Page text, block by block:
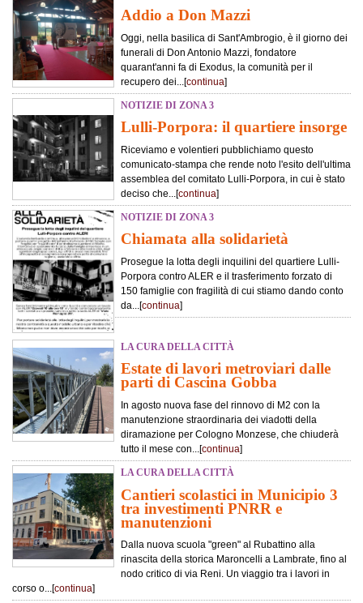
Addio a Don Mazzi
Oggi, nella basilica di Sant'Ambrogio, è il giorno dei
funerali di Don Antonio Mazzi, fondatore
quarant'anni fa di Exodus, la comunità per il
recupero dei...[continua]
NOTIZIE DI ZONA 3
Lulli-Porpora: il quartiere insorge
Riceviamo e volentieri pubblichiamo questo
comunicato-stampa che rende noto l'esito dell'ultima
assemblea del comitato Lulli-Porpora, in cui è stato
deciso che...[continua]
NOTIZIE DI ZONA 3
Chiamata alla solidarietà
Prosegue la lotta degli inquilini del quartiere Lulli-
Porpora contro ALER e il trasferimento forzato di
150 famiglie con fragilità di cui stiamo dando conto
da...[continua]
LA CURA DELLA CITTÀ
Estate di lavori metroviari dalle
parti di Cascina Gobba
In agosto nuova fase del rinnovo di M2 con la
manutenzione straordinaria dei viadotti della
diramazione per Cologno Monzese, che chiuderà
tutto il mese con...[continua]
LA CURA DELLA CITTÀ
Cantieri scolastici in Municipio 3
tra investimenti PNRR e
manutenzioni
Dalla nuova scuola "green" al Rubattino alla
rinascita della storica Maroncelli a Lambrate, fino al
nodo critico di via Reni. Un viaggio tra i lavori in
corso o...[continua]